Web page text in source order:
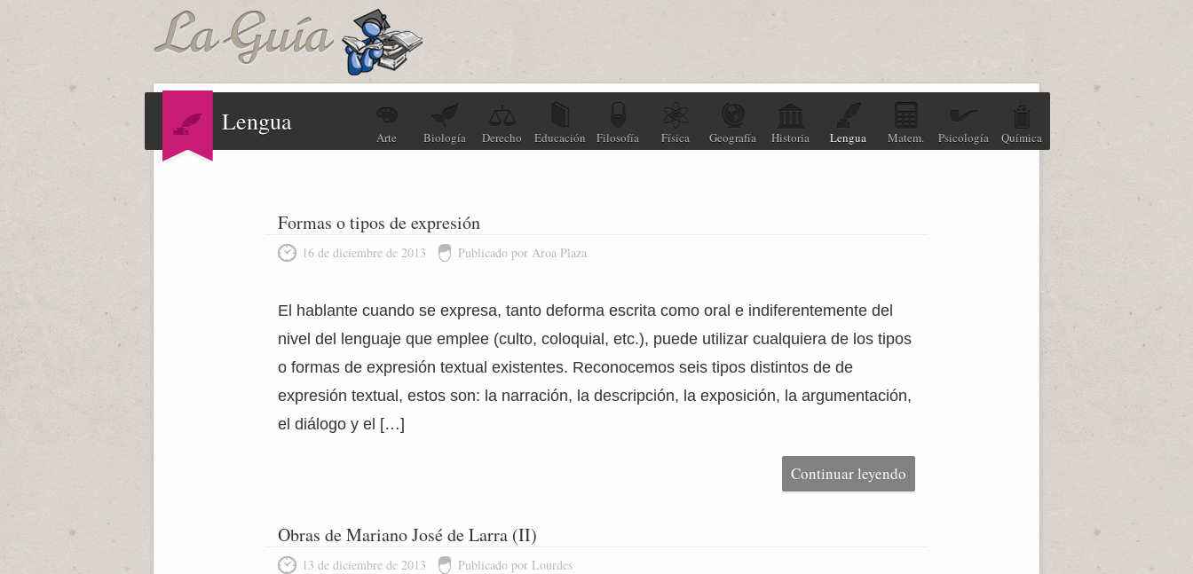
Lengua
Arte Biología Derecho Educación Filosofía Física Geografía Historia Lengua Matem. Psicología Química
Formas o tipos de expresión
16 de diciembre de 2013 Publicado por Aroa Plaza
El hablante cuando se expresa, tanto deforma escrita como oral e indiferentemente del
nivel del lenguaje que emplee (culto, coloquial, etc.), puede utilizar cualquiera de los tipos
o formas de expresión textual existentes. Reconocemos seis tipos distintos de de
expresión textual, estos son: la narración, la descripción, la exposición, la argumentación,
el diálogo y el […]
Continuar leyendo
Obras de Mariano José de Larra (II)
13 de diciembre de 2013 Publicado por Lourdes